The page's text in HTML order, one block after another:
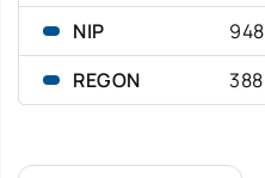
NIP
REGON